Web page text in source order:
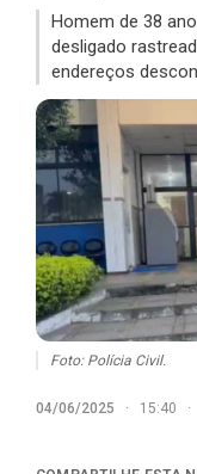
Homem de 38
desligado
endereços
Foto: Polícia Civil.
04/06/2025 · 15:40 ·